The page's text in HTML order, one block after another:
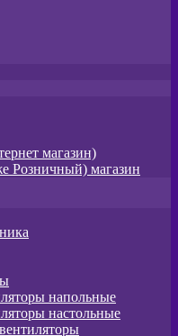
магазин)
Розничный) магазин
напольные
настольные